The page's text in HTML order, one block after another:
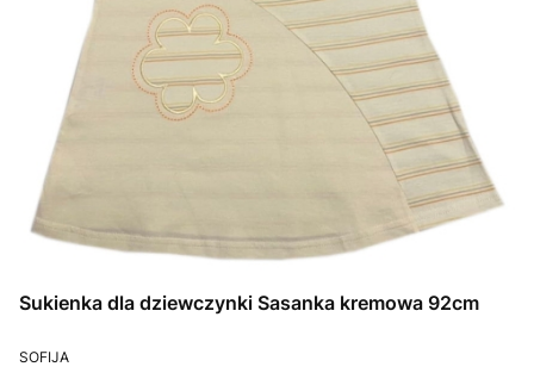
Sukienka dla dziewczynki Sasanka kremowa 92cm
PRODUCENT
SOFIJA